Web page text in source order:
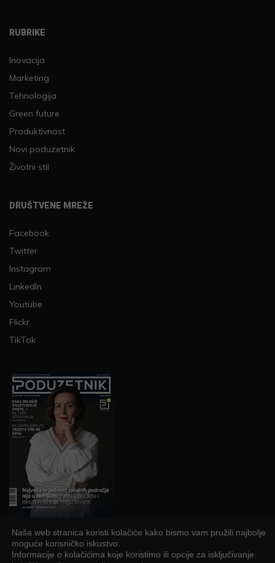
RUBRIKE
Inovacija
Marketing
Tehnologija
Green future
Produktivnost
Novi poduzetnik
Životni stil
DRUŠTVENE MREŽE
Facebook
Twitter
Instagram
LinkedIn
Youtube
Flickr
TikTok
PRETPLATI SE
Naša web stranica koristi kolačiće kako bismo vam pružili najbolje
moguće korisničko iskustvo.
Informacije o kolačićima koje koristimo ili opcije za isključivanje